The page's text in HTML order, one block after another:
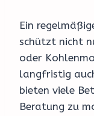
Ein
schützt nicht
oder
langfristig
bieten viele
Beratung zu